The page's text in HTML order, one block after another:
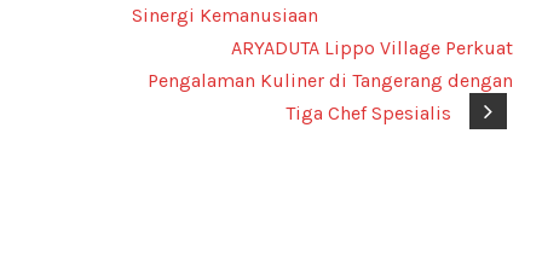
Sinergi Kemanusiaan
ARYADUTA Lippo Village Perkuat
Pengalaman Kuliner di Tangerang dengan
Tiga Chef Spesialis